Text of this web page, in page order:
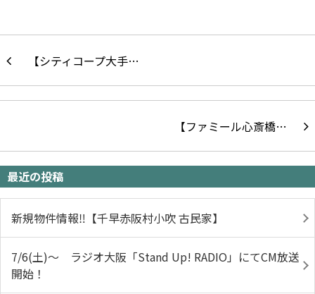
【シティコープ大手…
【ファミール心斎橋…
最近の投稿
新規物件情報‼【千早赤阪村小吹 古民家】
7/6(土)～ ラジオ大阪「Stand Up! RADIO」にてCM放送
開始！